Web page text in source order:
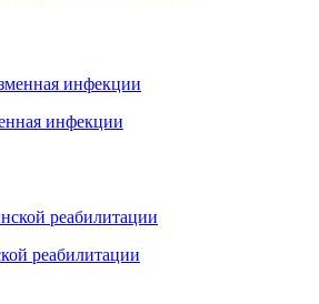
инфекции
реабилитации